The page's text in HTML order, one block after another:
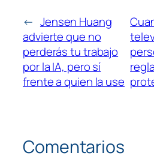
← Jensen Huang
advierte que no
perderás tu trabajo
por la IA, pero sí
frente a quien la use
Comentarios